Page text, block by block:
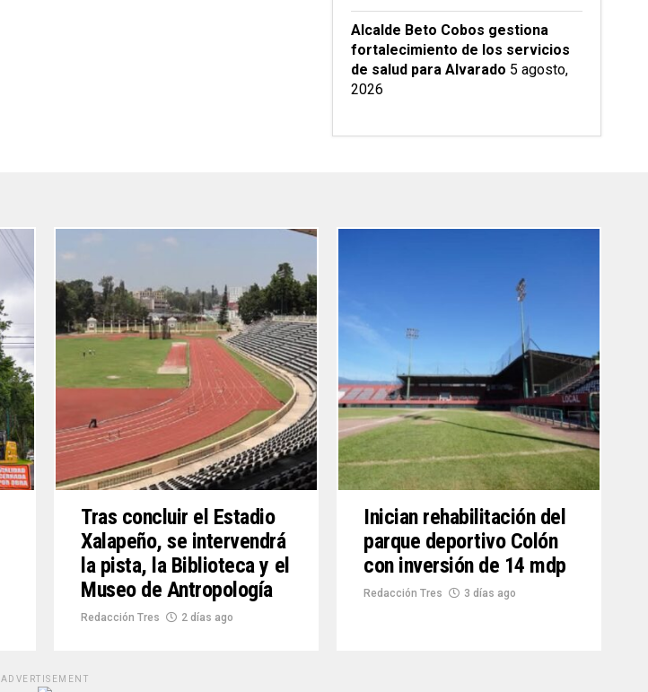
Alcalde Beto Cobos gestiona
fortalecimiento de los servicios
de salud para Alvarado 5 agosto,
2026
Tras concluir el Estadio
Xalapeño, se intervendrá
la pista, la Biblioteca y el
Museo de Antropología
Redacción Tres 2 días ago
Inician rehabilitación del
parque deportivo Colón
con inversión de 14 mdp
Redacción Tres 3 días ago
ADVERTISEMENT